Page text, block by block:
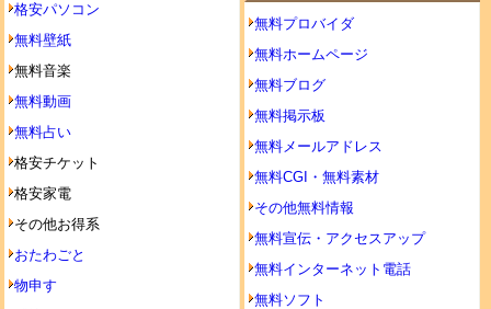
格安パソコン
無料壁紙
無料音楽
無料動画
無料占い
格安チケット
格安家電
その他お得系
おたわごと
物申す
無料プロバイダ
無料ホームページ
無料ブログ
無料掲示板
無料メールアドレス
無料CGI・無料素材
その他無料情報
無料宣伝・アクセスアップ
無料インターネット電話
無料ソフト